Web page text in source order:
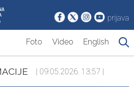
prijava
Foto Video English
| 09.05.2026. 13:57 |